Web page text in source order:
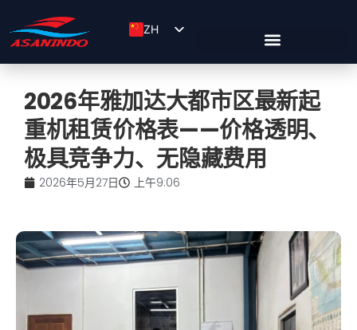
ZH
2026年雅加达大都市区最新起
重机租赁价格表——价格透明、
极具竞争力、无隐藏费用
2026年5月27日 上午9:06